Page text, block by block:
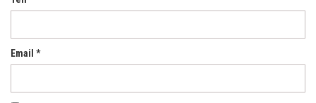
Email *